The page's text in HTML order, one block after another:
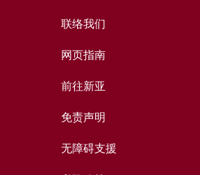
联络我们
网页指南
前往新亚
免责声明
无障碍支援